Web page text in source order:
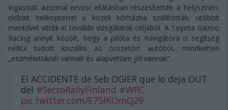
Ingassiát azonnal orvosi ellátásban részesítették a helyszínén:
előbbit helikopterrel a közeli kórházba szállították, utóbbit
mentővel vitték el további vizsgálatok céljából. A Toyota Gazoo
Racing annyit közölt, hogy a pilóta és navigátora is segítség
nélkül tudott kiszállni az összetört autóból, mindketten
„eszméletüknél vannak és alapvetően jól vannak”.
El ACCIDENTE de Seb OGIER que lo deja OUT
del #SectoRallyFinland #WRC
pic.twitter.com/E75lKOmQ29